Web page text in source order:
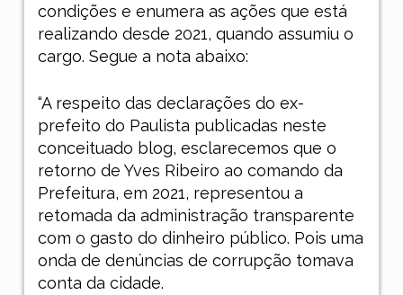
condições e enumera as ações que está
realizando desde 2021, quando assumiu o
cargo. Segue a nota abaixo:
“A respeito das declarações do ex-
prefeito do Paulista publicadas neste
conceituado blog, esclarecemos que o
retorno de Yves Ribeiro ao comando da
Prefeitura, em 2021, representou a
retomada da administração transparente
com o gasto do dinheiro público. Pois uma
onda de denúncias de corrupção tomava
conta da cidade.